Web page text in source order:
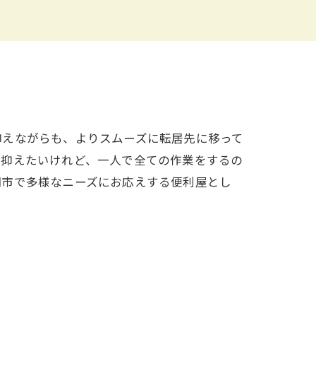
ながらも、よりスムーズに転居先に移って
えたいけれど、一人で全ての作業をするの
で多様なニーズにお応えする便利屋とし